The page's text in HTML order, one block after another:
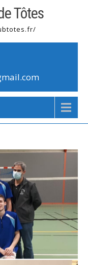
Tôtes